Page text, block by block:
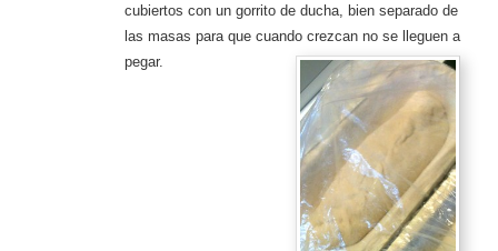
cubiertos con un gorrito de ducha, bien separado de
las masas para que cuando crezcan no se lleguen a
pegar.